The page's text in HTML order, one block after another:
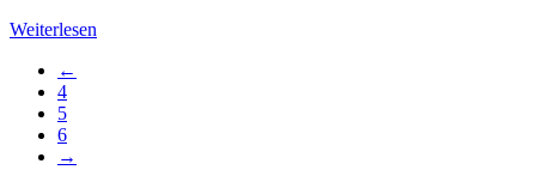
Weiterlesen
←
4
5
6
→